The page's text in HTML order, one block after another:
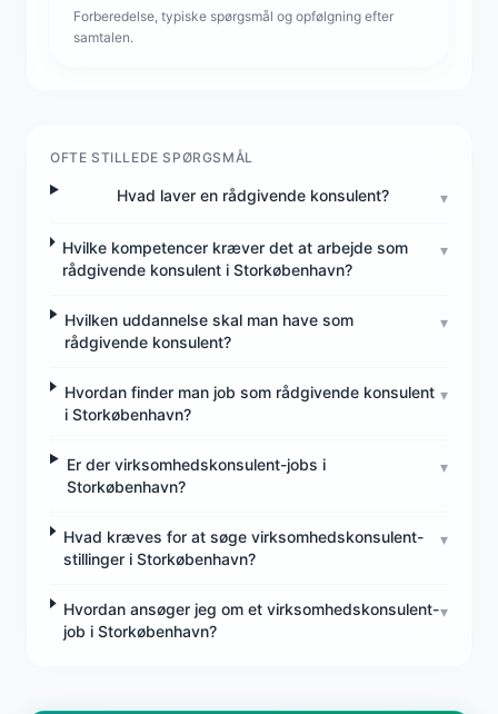
Forberedelse, typiske spørgsmål og opfølgning efter
samtalen.
OFTE STILLEDE SPØRGSMÅL
Hvad laver en rådgivende konsulent? ▾
Hvilke kompetencer kræver det at arbejde som
rådgivende konsulent i Storkøbenhavn?
▾
Hvilken uddannelse skal man have som
rådgivende konsulent?
▾
Hvordan finder man job som rådgivende konsulent
i Storkøbenhavn?
▾
Er der virksomhedskonsulent-jobs i
Storkøbenhavn?
▾
Hvad kræves for at søge virksomhedskonsulent-
stillinger i Storkøbenhavn?
▾
Hvordan ansøger jeg om et virksomhedskonsulent-
job i Storkøbenhavn?
▾